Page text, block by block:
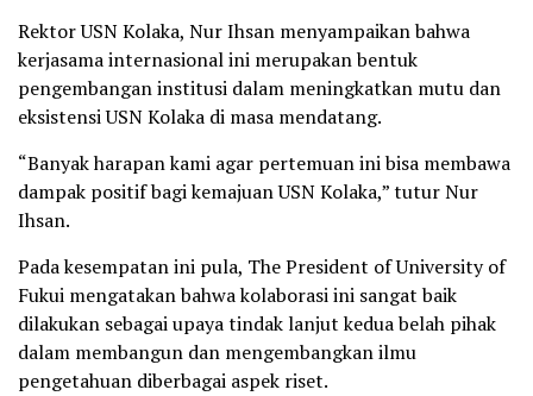
Rektor USN Kolaka, Nur Ihsan menyampaikan bahwa
kerjasama internasional ini merupakan bentuk
pengembangan institusi dalam meningkatkan mutu dan
eksistensi USN Kolaka di masa mendatang.
“Banyak harapan kami agar pertemuan ini bisa membawa
dampak positif bagi kemajuan USN Kolaka,” tutur Nur
Ihsan.
Pada kesempatan ini pula, The President of University of
Fukui mengatakan bahwa kolaborasi ini sangat baik
dilakukan sebagai upaya tindak lanjut kedua belah pihak
dalam membangun dan mengembangkan ilmu
pengetahuan diberbagai aspek riset.